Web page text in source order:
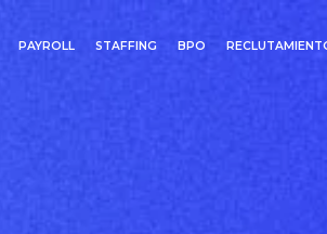
PAYROLL STAFFING BPO